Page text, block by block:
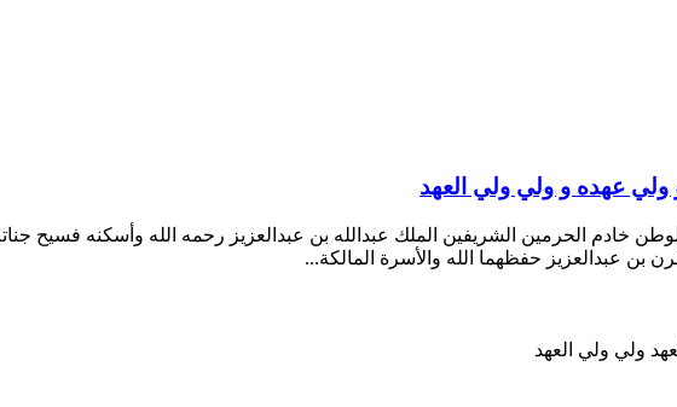
ولي عهده و ولي ولي العهد
خادم الحرمين الشريفين الملك عبدالله بن عبدالعزيز رحمه الله وأسكنه فسيح
بن عبدالعزيز حفظهما الله والأسرة المالكة...
ولي ولي العهد